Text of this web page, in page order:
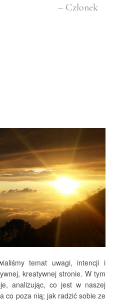
– Członek
temat uwagi, intencji i
kreatywnej stronie. W tym
analizując, co jest w naszej
co poza nią; jak radzić sobie ze